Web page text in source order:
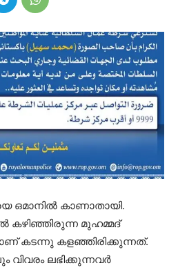
ഒമാനില്‍ കാണാതായി.
കഴിഞ്ഞിരുന്ന മുഹമ്മദ്
കളഞ്ഞിരിക്കുന്നത്.
വിവരം ലഭിക്കുന്നവര്‍